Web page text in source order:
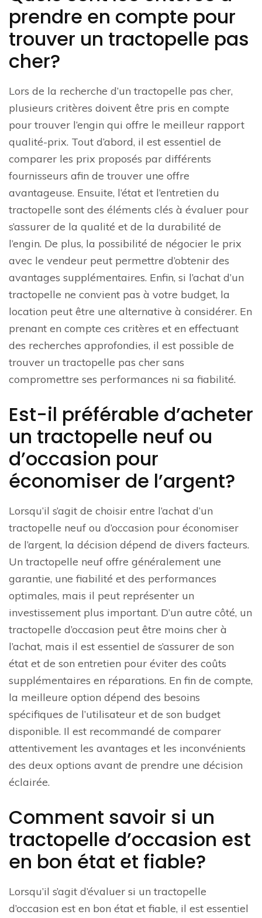
prendre en compte pour
trouver un tractopelle pas
cher?
Lors de la recherche d’un tractopelle pas cher,
plusieurs critères doivent être pris en compte
pour trouver l’engin qui offre le meilleur rapport
qualité-prix. Tout d’abord, il est essentiel de
comparer les prix proposés par différents
fournisseurs afin de trouver une offre
avantageuse. Ensuite, l’état et l’entretien du
tractopelle sont des éléments clés à évaluer pour
s’assurer de la qualité et de la durabilité de
l’engin. De plus, la possibilité de négocier le prix
avec le vendeur peut permettre d’obtenir des
avantages supplémentaires. Enfin, si l’achat d’un
tractopelle ne convient pas à votre budget, la
location peut être une alternative à considérer. En
prenant en compte ces critères et en effectuant
des recherches approfondies, il est possible de
trouver un tractopelle pas cher sans
compromettre ses performances ni sa fiabilité.
Est-il préférable d’acheter
un tractopelle neuf ou
d’occasion pour
économiser de l’argent?
Lorsqu’il s’agit de choisir entre l’achat d’un
tractopelle neuf ou d’occasion pour économiser
de l’argent, la décision dépend de divers facteurs.
Un tractopelle neuf offre généralement une
garantie, une fiabilité et des performances
optimales, mais il peut représenter un
investissement plus important. D’un autre côté, un
tractopelle d’occasion peut être moins cher à
l’achat, mais il est essentiel de s’assurer de son
état et de son entretien pour éviter des coûts
supplémentaires en réparations. En fin de compte,
la meilleure option dépend des besoins
spécifiques de l’utilisateur et de son budget
disponible. Il est recommandé de comparer
attentivement les avantages et les inconvénients
des deux options avant de prendre une décision
éclairée.
Comment savoir si un
tractopelle d’occasion est
en bon état et fiable?
Lorsqu’il s’agit d’évaluer si un tractopelle
d’occasion est en bon état et fiable, il est essentiel